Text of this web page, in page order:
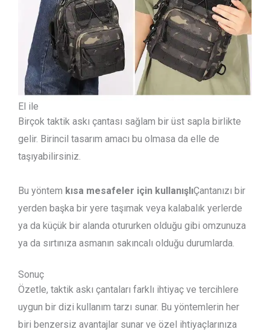
El ile
Birçok taktik askı çantası sağlam bir üst sapla birlikte
gelir. Birincil tasarım amacı bu olmasa da elle de
taşıyabilirsiniz.
Bu yöntem kısa mesafeler için kullanışlıÇantanızı bir
yerden başka bir yere taşımak veya kalabalık yerlerde
ya da küçük bir alanda otururken olduğu gibi omzunuza
ya da sırtınıza asmanın sakıncalı olduğu durumlarda.
Sonuç
Özetle, taktik askı çantaları farklı ihtiyaç ve tercihlere
uygun bir dizi kullanım tarzı sunar. Bu yöntemlerin her
biri benzersiz avantajlar sunar ve özel ihtiyaçlarınıza